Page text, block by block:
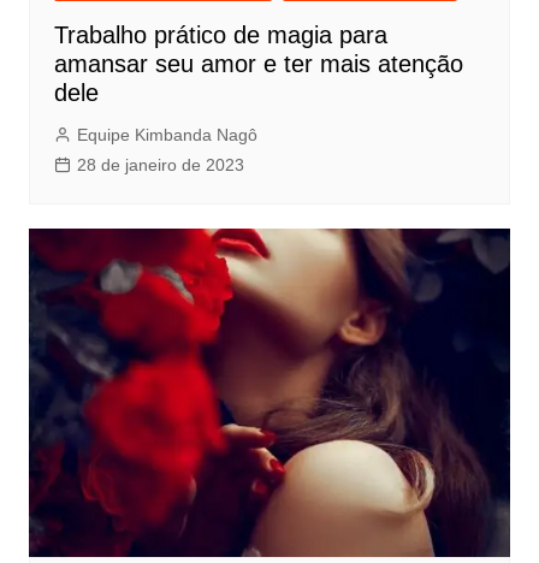
Trabalho prático de magia para
amansar seu amor e ter mais atenção
dele
Equipe Kimbanda Nagô
28 de janeiro de 2023